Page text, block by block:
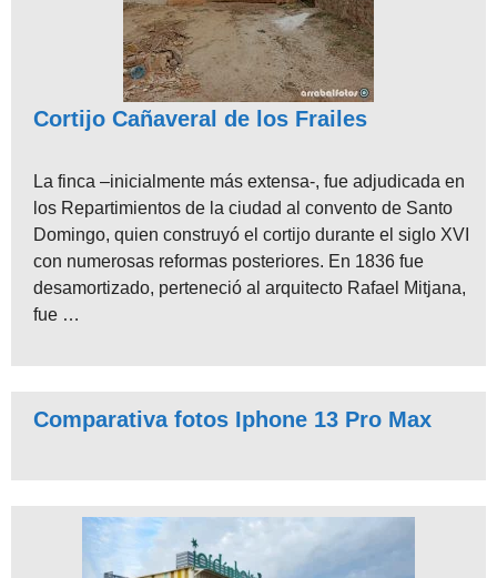
Cortijo Cañaveral de los Frailes
La finca –inicialmente más extensa-, fue adjudicada en
los Repartimientos de la ciudad al convento de Santo
Domingo, quien construyó el cortijo durante el siglo XVI
con numerosas reformas posteriores. En 1836 fue
desamortizado, perteneció al arquitecto Rafael Mitjana,
fue …
Comparativa fotos Iphone 13 Pro Max